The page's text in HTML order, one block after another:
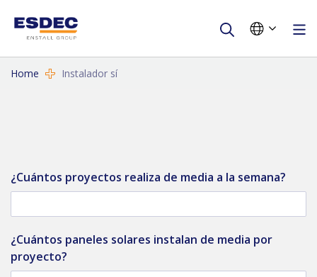
Home Instalador sí
¿Cuántos proyectos realiza de media a la semana?
¿Cuántos paneles solares instalan de media por
proyecto?